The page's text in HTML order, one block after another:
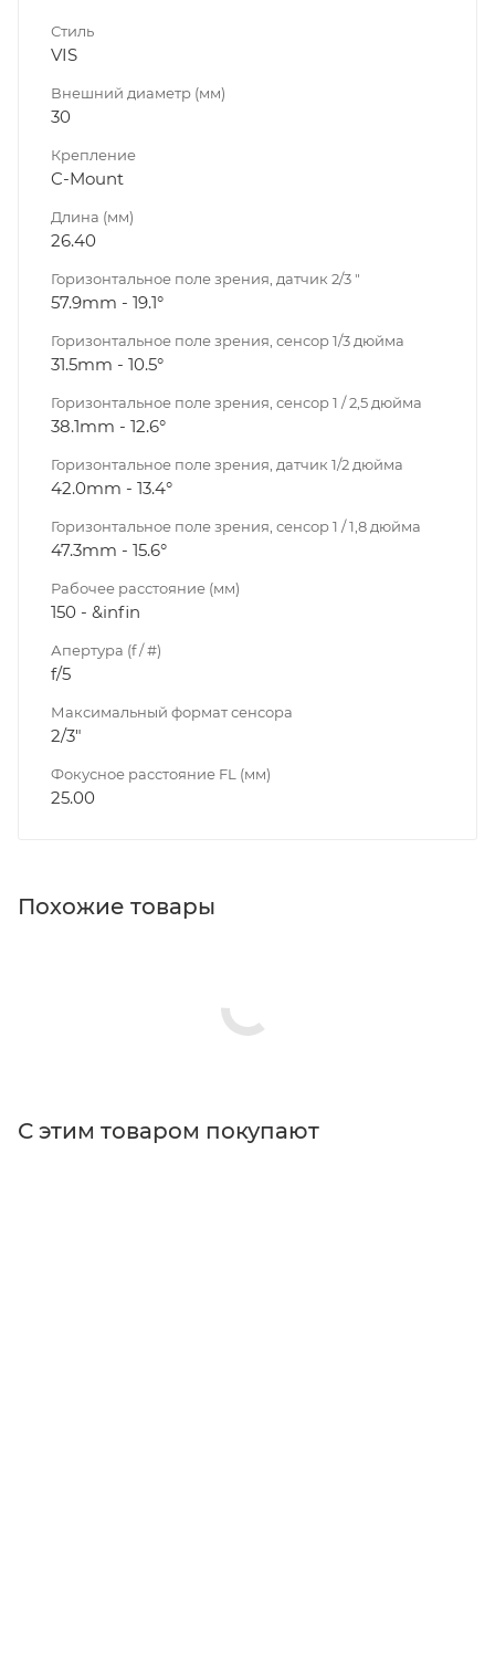
Стиль
VIS
Внешний диаметр (мм)
30
Крепление
C-Mount
Длина (мм)
26.40
Горизонтальное поле зрения, датчик 2/3 "
57.9mm - 19.1°
Горизонтальное поле зрения, сенсор 1/3 дюйма
31.5mm - 10.5°
Горизонтальное поле зрения, сенсор 1 / 2,5 дюйма
38.1mm - 12.6°
Горизонтальное поле зрения, датчик 1/2 дюйма
42.0mm - 13.4°
Горизонтальное поле зрения, сенсор 1 / 1,8 дюйма
47.3mm - 15.6°
Рабочее расстояние (мм)
150 - &infin
Апертура (f / #)
f/5
Максимальный формат сенсора
2/3"
Фокусное расстояние FL (мм)
25.00
Похожие товары
С этим товаром покупают